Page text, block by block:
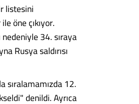
listesini
öne çıkıyor.
34. sıraya
Rusya saldırısı
sıralamamızda 12.
denildi. Ayrıca